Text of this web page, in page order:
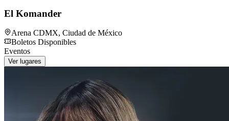
El Komander
Arena CDMX, Ciudad de México
Boletos Disponibles
Eventos
Ver lugares